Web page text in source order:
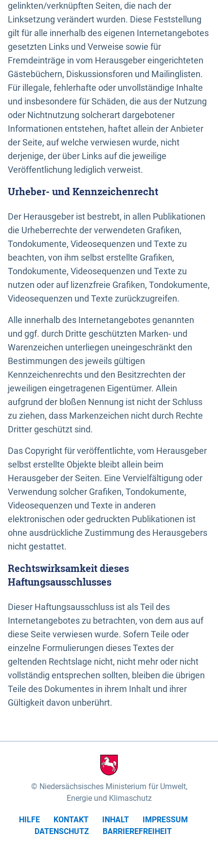
gelinkten/verknüpften Seiten, die nach der
Linksetzung verändert wurden. Diese Feststellung
gilt für alle innerhalb des eigenen Internetangebotes
gesetzten Links und Verweise sowie für
Fremdeinträge in vom Herausgeber eingerichteten
Gästebüchern, Diskussionsforen und Mailinglisten.
Für illegale, fehlerhafte oder unvollständige Inhalte
und insbesondere für Schäden, die aus der Nutzung
oder Nichtnutzung solcherart dargebotener
Informationen entstehen, haftet allein der Anbieter
der Seite, auf welche verwiesen wurde, nicht
derjenige, der über Links auf die jeweilige
Veröffentlichung lediglich verweist.
Urheber- und Kennzeichenrecht
Der Herausgeber ist bestrebt, in allen Publikationen
die Urheberrechte der verwendeten Grafiken,
Tondokumente, Videosequenzen und Texte zu
beachten, von ihm selbst erstellte Grafiken,
Tondokumente, Videosequenzen und Texte zu
nutzen oder auf lizenzfreie Grafiken, Tondokumente,
Videosequenzen und Texte zurückzugreifen.
Alle innerhalb des Internetangebotes genannten
und ggf. durch Dritte geschützten Marken- und
Warenzeichen unterliegen uneingeschränkt den
Bestimmungen des jeweils gültigen
Kennzeichenrechts und den Besitzrechten der
jeweiligen eingetragenen Eigentümer. Allein
aufgrund der bloßen Nennung ist nicht der Schluss
zu ziehen, dass Markenzeichen nicht durch Rechte
Dritter geschützt sind.
Das Copyright für veröffentlichte, vom Herausgeber
selbst erstellte Objekte bleibt allein beim
Herausgeber der Seiten. Eine Vervielfältigung oder
Verwendung solcher Grafiken, Tondokumente,
Videosequenzen und Texte in anderen
elektronischen oder gedruckten Publikationen ist
ohne ausdrückliche Zustimmung des Herausgebers
nicht gestattet.
Rechtswirksamkeit dieses
Haftungsausschlusses
Dieser Haftungsausschluss ist als Teil des
Internetangebotes zu betrachten, von dem aus auf
diese Seite verwiesen wurde. Sofern Teile oder
einzelne Formulierungen dieses Textes der
geltenden Rechtslage nicht, nicht mehr oder nicht
vollständig entsprechen sollten, bleiben die übrigen
Teile des Dokumentes in ihrem Inhalt und ihrer
Gültigkeit davon unberührt.
Niedersächsisches Ministerium für Umwelt,
Energie und Klimaschutz
HILFE KONTAKT INHALT
IMPRESSUM
DATENSCHUTZ
BARRIEREFREIHEIT